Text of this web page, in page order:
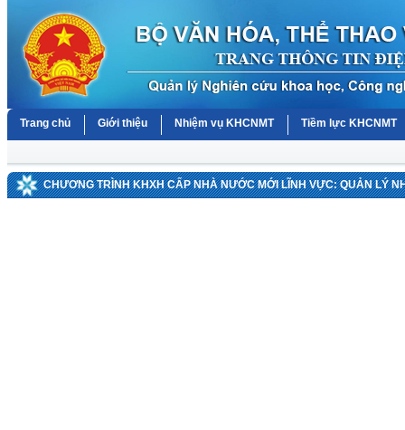
Trang chủ Giới thiệu Nhiệm vụ KHCNMT Tiềm lực KHCNMT
CHƯƠNG TRÌNH KHXH CẤP NHÀ NƯỚC MỚI LĨNH VỰC: QUẢN LÝ